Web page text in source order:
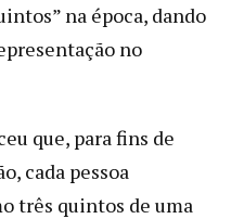
na época, dando
no
que, para fins de
cada pessoa
três quintos de uma